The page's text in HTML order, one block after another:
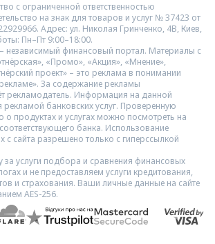
с ограниченной ответственностью
на знак для товаров и услуг № 37423 от
Адрес: ул. Николая Гринченко, 4В, Киев,
Пн–Пт 9:00–18:00.
финансовый портал. Материалы с
«Промо», «Акция», «Мнение»,
проект» – это реклама в понимании
За содержание рекламы
рекламодатель. Информация на данной
рекламой банковских услуг. Проверенную
продуктах и услугах можно посмотреть на
банка. Использование
с сайта разрешено только с гиперссылкой
за услуги подбора и сравнения финансовых
и не предоставляем услуги кредитования,
и страхования. Ваши личные данные на сайте
AES-256.